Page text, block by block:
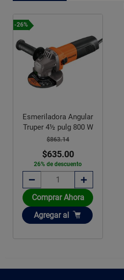
-26%
Esmeriladora Angular
Truper 4½ pulg 800 W
$863.14
$635.00
26% de descuento
Comprar Ahora
Añadir
Agregar al